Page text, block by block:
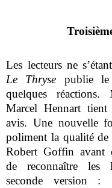
Les lecteurs ne
Le Thryse publie le
quelques réactions.
Marcel Hennart
avis. Une nouvelle
poliment la qualité
Robert Goffin avant
de reconnaître les
seconde version :